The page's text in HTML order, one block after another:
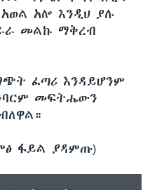
አሎ እንዲህ ያሉ
መልኩ ማቅረብ
ፈጣሪ እንዳይሆንም
መፍትሔውን
ፋይል ያዳምጡ)